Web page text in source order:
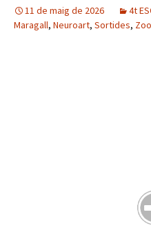
11 de maig de 2026 4t
Maragall, Neuroart, Sortides,